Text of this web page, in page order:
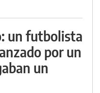
un futbolista
por un
un